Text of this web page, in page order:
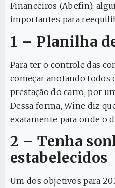
Financeiros (Abefin),
importantes para
1 – Planilha
Para ter o controle das
começar anotando todos
prestação do carro, por
Dessa forma, Wine diz
exatamente para onde o
2 – Tenha
estabelecidos
Um dos objetivos para